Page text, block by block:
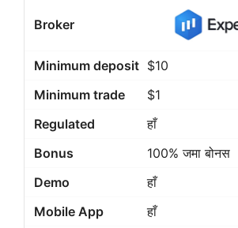
$10
$1
हाँ
100% जमा बोनस
हाँ
हाँ